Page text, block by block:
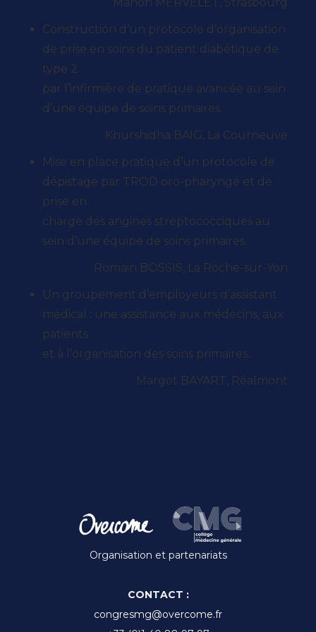
Construction d’un protocole d’organisation
de prise en soins du patient diabétique de
type 2
par l’infirmière de pratique avancée au sein
d’une équipe de soins primaires.
Khurshidha BAIG, La Courneuve
Mise en place pratique d’un protocole de
dépistage par TROD oro-pharyngé et de
prise en
charge des angines streptococciques au
sein d’une équipe de soins primaires.
Romain BOSSIS, La Roche-sur-Yon
Un groupement d’employeurs d’assistant
médical : une assistance aux médecins, aux
patients
et à l’organisation des soins primaires.
Margot BAYART, Réalmont
Organisation et partenariats
CONTACT :
congresmg@overcome.fr